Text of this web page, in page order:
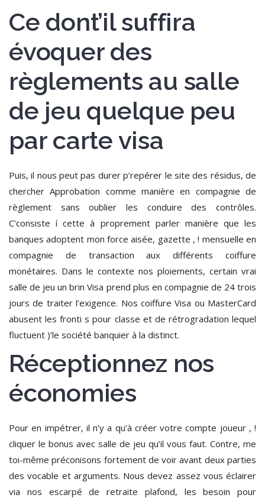
Ce dont’il suffira
évoquer des
règlements au salle
de jeu quelque peu
par carte visa
Puis, il nous peut pas durer p’repérer le site des résidus, de
chercher Approbation comme manière en compagnie de
règlement sans oublier les conduire des contrôles.
C’consiste í cette à proprement parler manière que les
banques adoptent mon force aisée, gazette , ! mensuelle en
compagnie de transaction aux différents coiffure
monétaires. Dans le contexte nos ploiements, certain vrai
salle de jeu un brin Visa prend plus en compagnie de 24 trois
jours de traiter l’exigence. Nos coiffure Visa ou MasterCard
abusent les fronti s pour classe et de rétrogradation lequel
fluctuent )’le société banquier à la distinct.
Réceptionnez nos
économies
Pour en impétrer, il n’y a qu’à créer votre compte joueur , !
cliquer le bonus avec salle de jeu qu’il vous faut. Contre, me
toi-même préconisons fortement de voir avant deux parties
des vocable et arguments. Nous devez assez vous éclairer
via nos escarpé de retraite plafond, les besoin pour